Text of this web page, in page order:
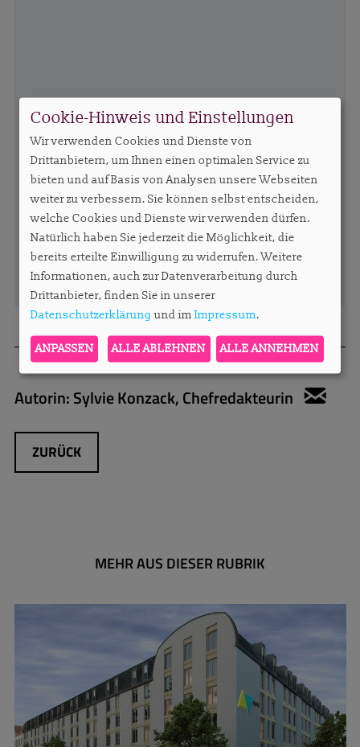
Autorin:Sylvie Konzack, Chefredakteurin
ZURÜCK
MEHR AUS DIESER RUBRIK
Cookie-Hinweis und Einstellungen
Wir verwenden Cookies und Dienste von
Drittanbietern, um Ihnen einen optimalen Service zu
bieten und auf Basis von Analysen unsere Webseiten
weiter zu verbessern. Sie können selbst entscheiden,
welche Cookies und Dienste wir verwenden dürfen.
Natürlich haben Sie jederzeit die Möglichkeit, die
bereits erteilte Einwilligung zu widerrufen. Weitere
Informationen, auch zur Datenverarbeitung durch
Drittanbieter, finden Sie in unserer
Datenschutzerklärung und im Impressum.
ANPASSEN ALLE ABLEHNEN ALLE ANNEHMEN